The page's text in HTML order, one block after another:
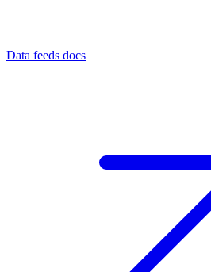
Data feeds docs